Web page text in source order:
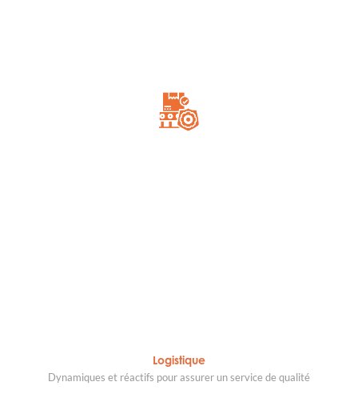
Logistique
Dynamiques et réactifs pour assurer un service de qualité